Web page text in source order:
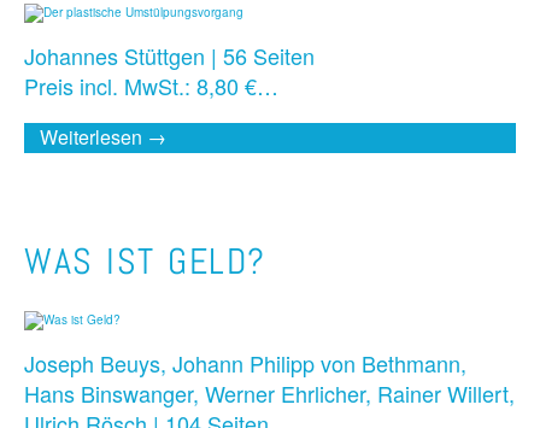
Johannes Stüttgen | 56 Seiten
Preis incl. MwSt.: 8,80 €…
Weiterlesen →
WAS IST GELD?
Joseph Beuys, Johann Philipp von Bethmann,
Hans Binswanger, Werner Ehrlicher, Rainer Willert,